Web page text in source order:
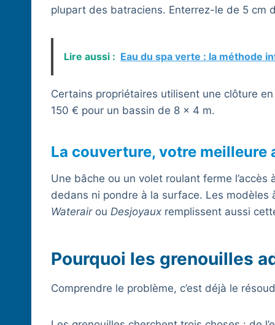
plupart des batraciens. Enterrez-le de 5 cm
Lire aussi : Eau du spa verte : la méthode
Certains propriétaires utilisent une clôture
150 € pour un bassin de 8 × 4 m.
La couverture, votre meilleure
Une bâche ou un volet roulant ferme l’accès
dedans ni pondre à la surface. Les
Waterairou Desjoyaux remplissent aussi
Pourquoi les grenouilles
Comprendre le problème, c’est déjà le